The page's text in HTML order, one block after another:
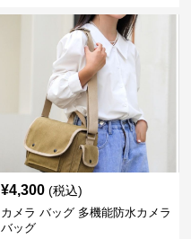
¥4,300 (税込)
カメラ バッグ 多機能防水カメラ
バッグ